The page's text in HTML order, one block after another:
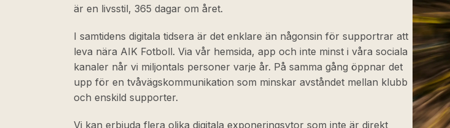
är en livsstil, 365 dagar om året.
I samtidens digitala tidsera är det enklare än någonsin för supportrar att
leva nära AIK Fotboll. Via vår hemsida, app och inte minst i våra sociala
kanaler når vi miljontals personer varje år. På samma gång öppnar det
upp för en tvåvägskommunikation som minskar avståndet mellan klubb
och enskild supporter.
Vi kan erbjuda flera olika digitala exponeringsytor som inte är direkt